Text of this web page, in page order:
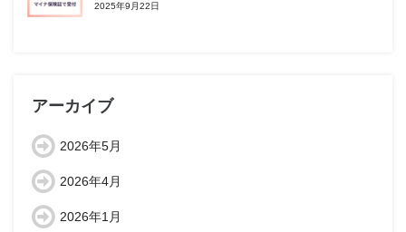
2025年9月22日
アーカイブ
2026年5月
2026年4月
2026年1月